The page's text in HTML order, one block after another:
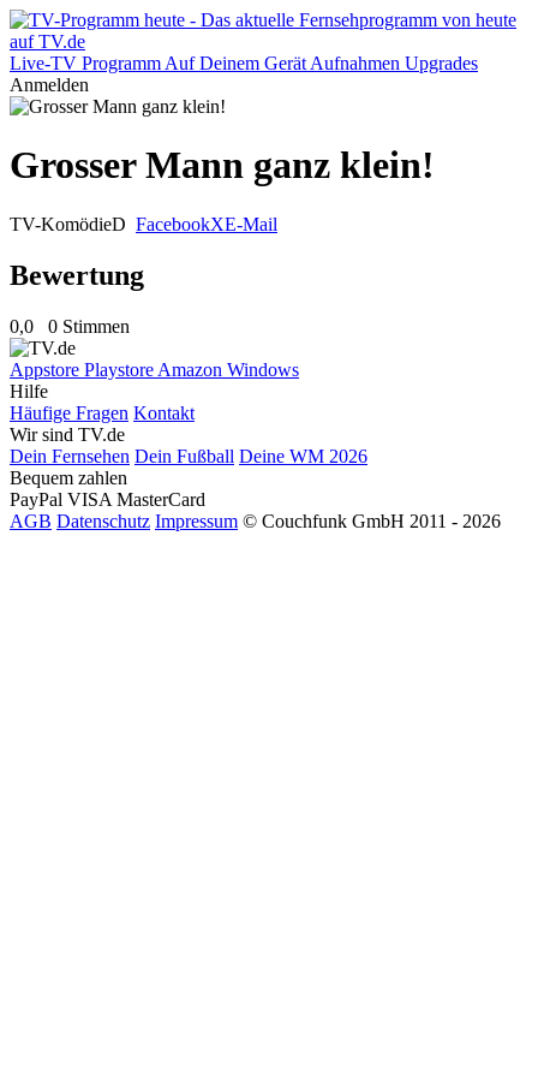
Live-TV Programm Auf Deinem Gerät Aufnahmen Upgrades
Anmelden
Grosser Mann ganz klein!
TV-KomödieD FacebookXE-Mail
Bewertung
0,0 0 Stimmen
Appstore Playstore Amazon Windows
Hilfe
Häufige Fragen Kontakt
Wir sind TV.de
Dein Fernsehen Dein Fußball Deine WM 2026
Bequem zahlen
PayPal VISA MasterCard
AGB Datenschutz Impressum © Couchfunk GmbH 2011 - 2026